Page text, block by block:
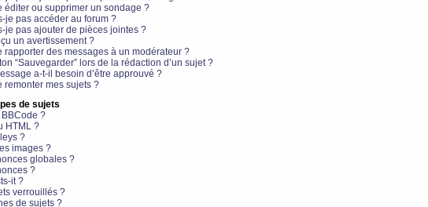
éditer ou supprimer un sondage ?
je pas accéder au forum ?
je pas ajouter de pièces jointes ?
un avertissement ?
rapporter des messages à un modérateur ?
“Sauvegarder” lors de la rédaction d’un sujet ?
a-t-il besoin d’être approuvé ?
remonter mes sujets ?
de sujets
BBCode ?
HTML ?
?
images ?
globales ?
?
it ?
verrouillés ?
de sujets ?